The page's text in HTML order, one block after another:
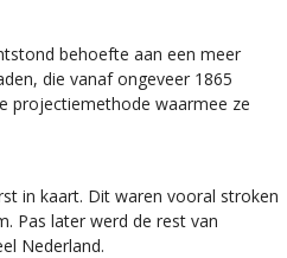
behoefte aan een meer
die vanaf ongeveer 1865
projectiemethode waarmee ze
in kaart. Dit waren vooral stroken
Pas later werd de rest van
Nederland.